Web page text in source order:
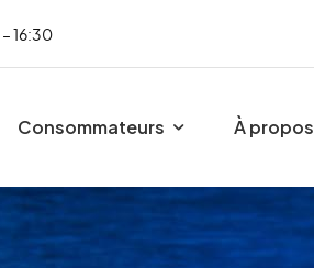
16:30
Consommateurs À propos